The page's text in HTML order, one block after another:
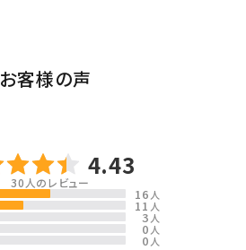
お客様の声
4.43
30 人のレビュー
16 人
11 人
3 人
0 人
0 人